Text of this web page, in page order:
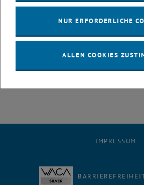
Der Neptunpreis ist die höchste
staatspreis.at/kategorien/wasserforscht,
Einreichung unter:www.neptun-
IMPRESSUM
NUR ERFORDERLICHE
ALLEN COOKIES